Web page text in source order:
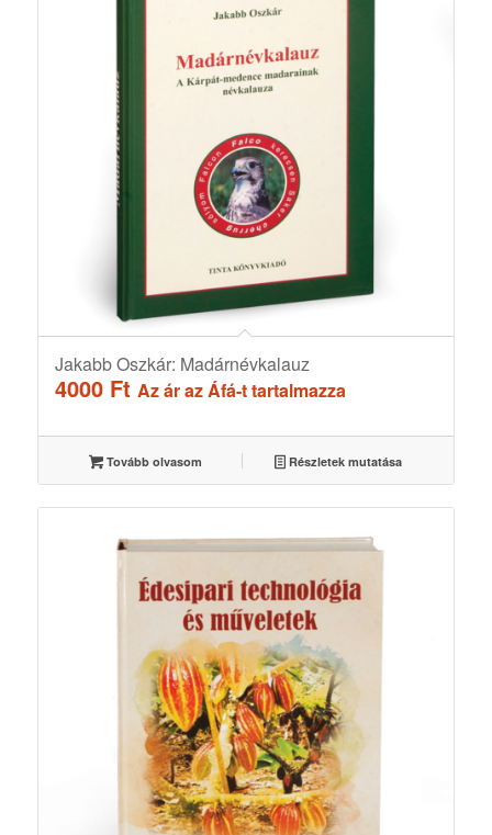
Jakabb Oszkár: Madárnévkalauz
4000 Ft Az ár az Áfá-t tartalmazza
Tovább olvasom Részletek mutatása